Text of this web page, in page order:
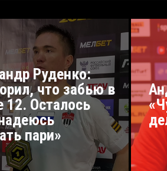
Руденко:
что забью в
12. Осталось
пари»